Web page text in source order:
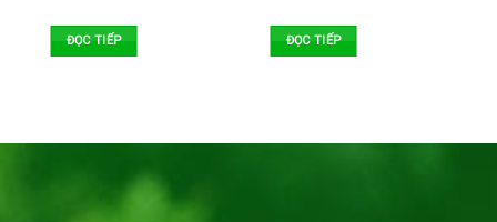
ĐỌC TIẾP ĐỌC TIẾP